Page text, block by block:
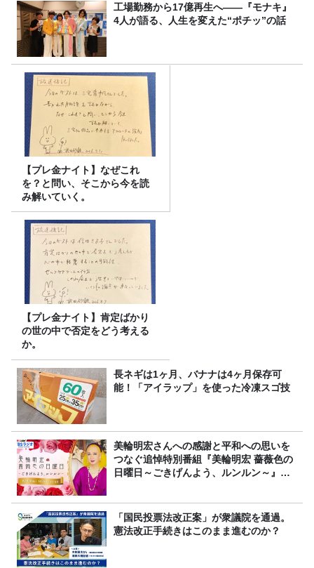
工場勤務から17億再生へ——『モナキ』
4人が語る、人生を変えた“ポチッ”の話
【プレ金ナイト】なぜこれ
を？と問い、そこから今を読
み解いていく。
【プレ金ナイト】肯定ばかり
の世の中で否定をどう考える
か。
長ネギは1ヶ月、バナナは4ヶ月保存可
能！「アイラップ」を使った冷凍スゴ技
美輪明宏さんへの感謝と平和への思いを
つなぐ追悼特別番組『美輪明宏 薔薇色の
日曜日～ごきげんよう、ルンルン～』
「国民投票法改正案」が衆議院を通過。
憲法改正手続きはこのまま進むのか？